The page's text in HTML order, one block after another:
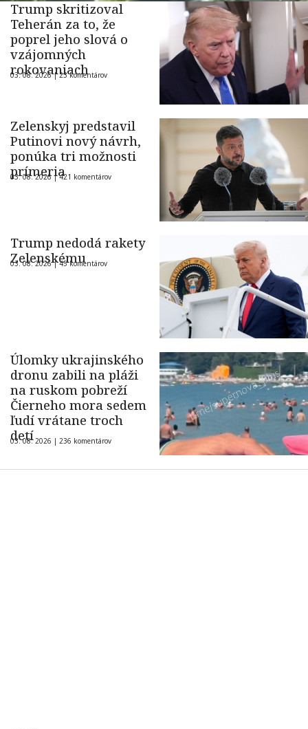
Trump skritizoval
Teherán za to, že
poprel jeho slová o
vzájomných
rokovaniach
03. 08. 2026 |23 komentárov
Zelenskyj predstavil
Putinovi nový návrh,
ponúka tri možnosti
prímeria
03. 08. 2026 |421 komentárov
Trump nedodá rakety
Zelenskému
03. 08. 2026 |45 komentárov
Úlomky ukrajinského
dronu zabili na pláži
na ruskom pobreží
Čierneho mora sedem
ľudí vrátane troch
detí
03. 08. 2026 | 236 komentárov